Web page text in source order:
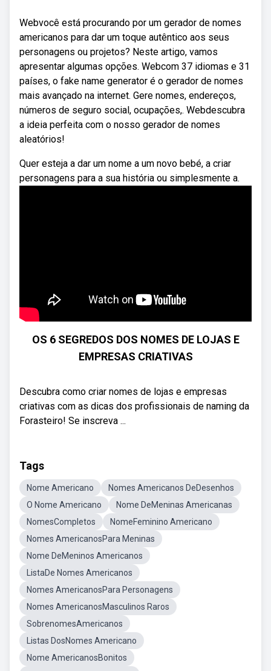
Webvocê está procurando por um gerador de nomes
americanos para dar um toque autêntico aos seus
personagens ou projetos? Neste artigo, vamos
apresentar algumas opções. Webcom 37 idiomas e 31
países, o fake name generator é o gerador de nomes
mais avançado na internet. Gere nomes, endereços,
números de seguro social, ocupações,. Webdescubra
a ideia perfeita com o nosso gerador de nomes
aleatórios!
Quer esteja a dar um nome a um novo bebé, a criar
personagens para a sua história ou simplesmente a.
OS 6 SEGREDOS DOS NOMES DE LOJAS E
EMPRESAS CRIATIVAS
Descubra como criar nomes de lojas e empresas
criativas com as dicas dos profissionais de naming da
Forasteiro! Se inscreva ...
Tags
Nome Americano
Nomes Americanos DeDesenhos
O Nome Americano
Nome DeMeninas Americanas
NomesCompletos
NomeFeminino Americano
Nomes AmericanosPara Meninas
Nome DeMeninos Americanos
ListaDe Nomes Americanos
Nomes AmericanosPara Personagens
Nomes AmericanosMasculinos Raros
SobrenomesAmericanos
Listas DosNomes Americano
Nome AmericanosBonitos